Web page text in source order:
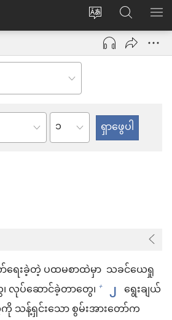
ဝ
က်
ကို
ပြောင်း
Log
in
(window
အသစ်
ဖွ
င့်
နေ
ပါ
JW.ORG
ရှာ
အခန်း
ရေးခဲ့တဲ့ ပထမစာထဲမှာ သခင်ယေရှု
လုပ်ဆောင်ခဲ့တာတွေ၊ + ၂ ရွေးချယ်
သန့်ရှင်းသော စွမ်းအားတော်က